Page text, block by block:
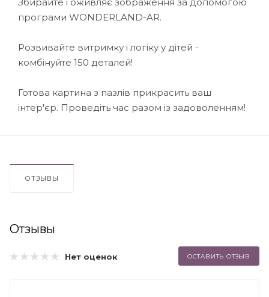
програми WONDERLAND-AR.
Розвивайте витримку і логіку у дітей -
комбінуйте 150 деталей!
Готова картина з пазлів прикрасить ваш
інтер'єр. Проведіть час разом із задоволенням!
ОТЗЫВЫ
Отзывы
Нет оценок ОСТАВИТЬ ОТЗЫВ